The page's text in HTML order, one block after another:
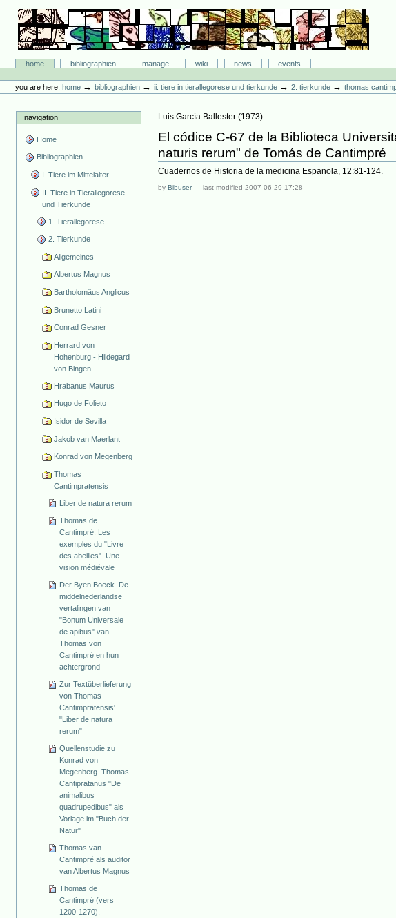
content.
navigation
Bibliographie-Portal
Sectionshome bibliographien manage wiki news
events
tools
you are here: home →bibliographien →ii. tiere in tierallegorese und tierkunde →2. tierkunde →thomas
navigation
Home
Bibliographien
I. Tiere im Mittelalter
II. Tiere in Tierallegorese
und Tierkunde
1. Tierallegorese
2. Tierkunde
Allgemeines
Albertus Magnus
Bartholomäus Anglicus
Brunetto Latini
Conrad Gesner
Herrard von
Hohenburg - Hildegard
von Bingen
Hrabanus Maurus
Hugo de Folieto
Isidor de Sevilla
Jakob van Maerlant
Konrad von Megenberg
Thomas
Cantimpratensis
Liber de natura rerum
Thomas de
Cantimpré. Les
exemples du "Livre
des abeilles". Une
vision médiévale
Der Byen Boeck. De
middelnederlandse
vertalingen van
"Bonum Universale
de apibus" van
Thomas von
Cantimpré en hun
achtergrond
Zur Textüberlieferung
von Thomas
Cantimpratensis'
"Liber de natura
rerum"
Quellenstudie zu
Konrad von
Megenberg. Thomas
Cantipratanus "De
animalibus
quadrupedibus" als
Vorlage im "Buch der
Natur"
Thomas van
Cantimpré als auditor
van Albertus Magnus
Thomas de
Cantimpré (vers
1200-1270).
Luis García Ballester (1973)
El códice C-67 de la Biblioteca
naturis rerum" de Tomás de Cantimpré
Cuadernos de Historia de la medicina Espanola, 12:81-124.
byBibuser —last modified2007-06-29 17:28